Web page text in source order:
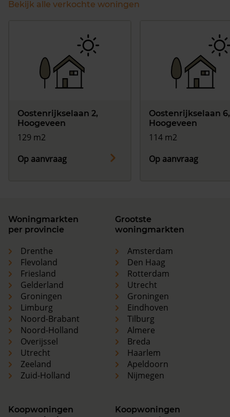
Bekijk alle verkochte woningen
Oostenrijkselaan 2,
Hoogeveen
129 m2
Op aanvraag
Oostenrijkselaan 6,
Hoogeveen
114 m2
Op aanvraag
Woningmarkten
per provincie
Drenthe
Flevoland
Friesland
Gelderland
Groningen
Limburg
Noord-Brabant
Noord-Holland
Overijssel
Utrecht
Zeeland
Zuid-Holland
Grootste
woningmarkten
Amsterdam
Den Haag
Rotterdam
Utrecht
Groningen
Eindhoven
Tilburg
Almere
Breda
Haarlem
Apeldoorn
Nijmegen
Koopwoningen
Koopwoningen